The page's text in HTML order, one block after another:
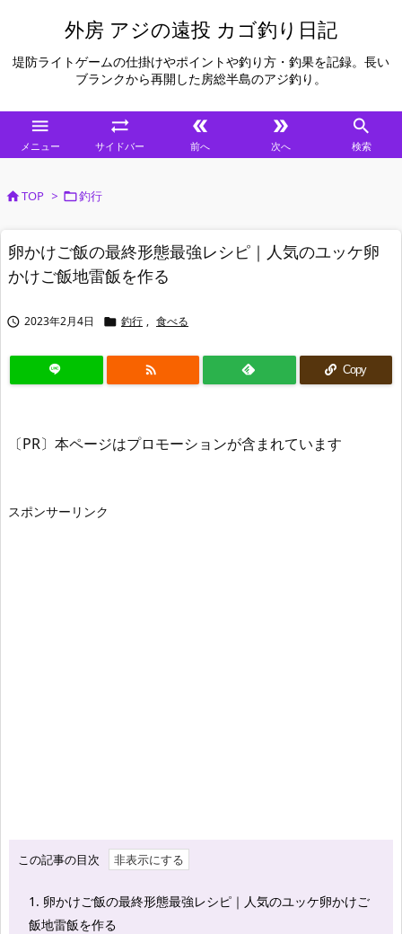
外房 アジの遠投 カゴ釣り日記
堤防ライトゲームの仕掛けやポイントや釣り方・釣果を記録。長い
ブランクから再開した房総半島のアジ釣り。

メニュー

サイドバー

前へ

次へ

検索
TOP > 釣行
卵かけご飯の最終形態最強レシピ｜人気のユッケ卵
かけご飯地雷飯を作る
 2023年2月4日  釣行 , 食べる
 Copy
〔PR〕本ページはプロモーションが含まれています
スポンサーリンク
この記事の目次
1. 卵かけご飯の最終形態最強レシピ｜人気のユッケ卵かけご
飯地雷飯を作る